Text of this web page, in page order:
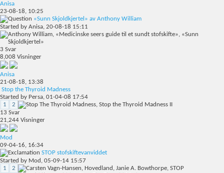
Anisa
23-08-18, 10:25
«Sunn Skjoldkjertel» av Anthony William
Started by Anisa, 20-08-18 15:11
3 Svar
8,008 Visninger
Anisa
21-08-18, 13:38
Stop the Thyroid Madness
Started by Persa, 01-04-08 17:54
1
2
13 Svar
21,244 Visninger
Mod
09-04-16, 16:34
STOP stofskiftevanviddet
Started by Mod , 05-09-14 15:57
1
2